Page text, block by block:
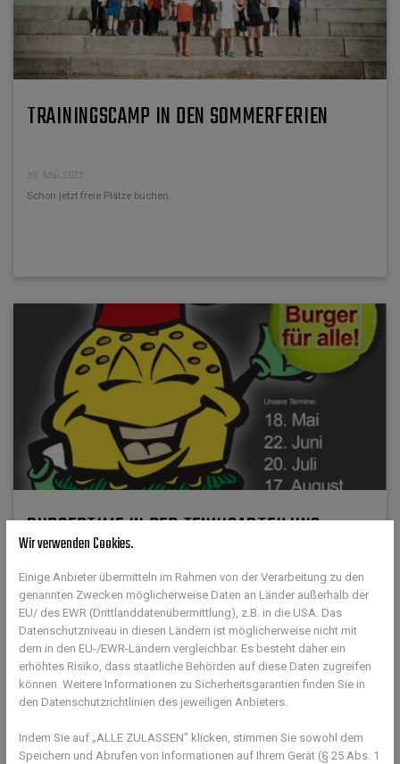
TRAININGSCAMP IN DEN SOMMERFERIEN
30. Mai 2023
Schon jetzt freie Plätze buchen.
BURGERTIME IN DER TENNISABTEILUNG
14. Mai 2023
Tennisburger für alle - kommt einfach vorbei !
Wir verwenden Cookies.
Einige Anbieter übermitteln im Rahmen von der Verarbeitung zu den
genannten Zwecken möglicherweise Daten an Länder außerhalb der
EU/ des EWR (Drittlanddatenübermittlung), z.B. in die USA. Das
Datenschutzniveau in diesen Ländern ist möglicherweise nicht mit
dem in den EU-/EWR-Ländern vergleichbar. Es besteht daher ein
erhöhtes Risiko, dass staatliche Behörden auf diese Daten zugreifen
können. Weitere Informationen zu Sicherheitsgarantien finden Sie in
den Datenschutzrichtlinien des jeweiligen Anbieters.
Indem Sie auf „ALLE ZULASSEN" klicken, stimmen Sie sowohl dem
Speichern und Abrufen von Informationen auf Ihrem Gerät (§ 25 Abs. 1